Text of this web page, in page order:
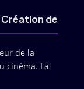
Création de
de la
cinéma. La